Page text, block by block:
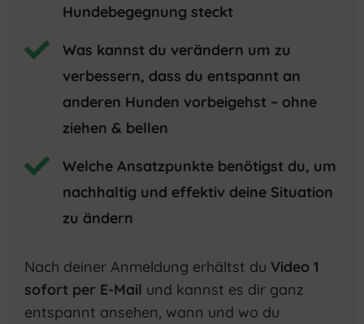
Hundebegegnung steckt

Was kannst du verändern um zu
verbessern, dass du entspannt an
anderen Hunden vorbeigehst – ohne
ziehen & bellen

Welche Ansatzpunkte benötigst du, um
nachhaltig und effektiv deine Situation
zu ändern
Nach deiner Anmeldung erhältst duVideo 1
sofort per E-Mail und kannst es dir ganz
entspannt ansehen, wann und wo du